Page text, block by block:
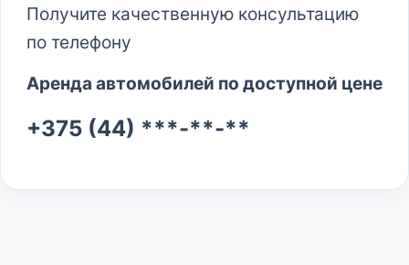
Получите качественную консультацию
по телефону
Аренда автомобилей по доступной цене
+375 (44) ***-**-**